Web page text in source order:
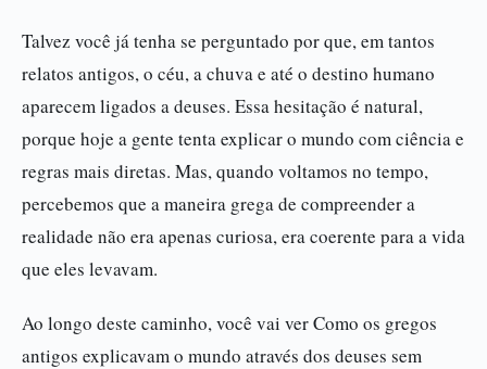
Talvez você já tenha se perguntado por que, em tantos
relatos antigos, o céu, a chuva e até o destino humano
aparecem ligados a deuses. Essa hesitação é natural,
porque hoje a gente tenta explicar o mundo com ciência e
regras mais diretas. Mas, quando voltamos no tempo,
percebemos que a maneira grega de compreender a
realidade não era apenas curiosa, era coerente para a vida
que eles levavam.
Ao longo deste caminho, você vai ver Como os gregos
antigos explicavam o mundo através dos deuses sem